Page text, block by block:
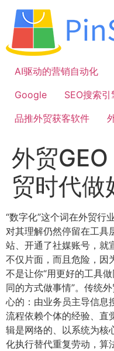
容
AI驱动的营销自动化
Google
SEO搜索
品推外贸获客软件
外贸
贸时代做
“数字化”这个词在外贸行
对其理解仍然停留在工
站、开通了社媒账号，就
不仅片面，而且危险，因
不是让你“用更好的工具
同的方式做事情”。传统
心的：由业务员主导信息
流程依赖个体的经验、直
辑是网络的、以系统为核
化执行替代重复劳动，算